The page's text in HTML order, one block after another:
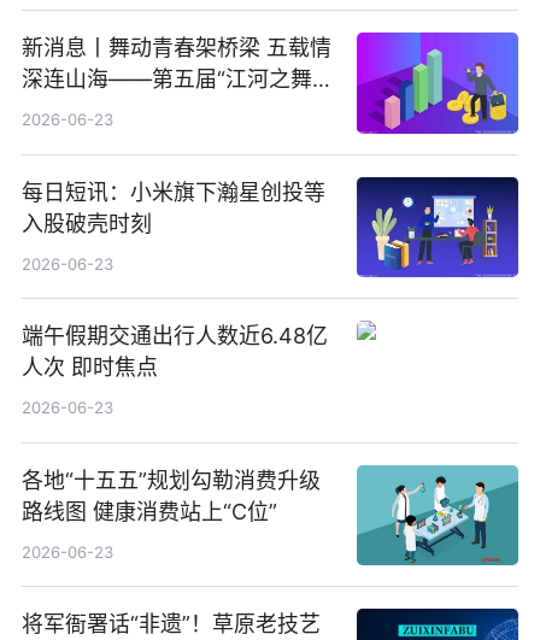
新消息丨舞动青春架桥梁 五载情
深连山海——第五届“江河之舞”
中美青少年文化交流展演在镇江
2026-06-23
每日短讯：小米旗下瀚星创投等
入股破壳时刻
2026-06-23
端午假期交通出行人数近6.48亿
人次 即时焦点
2026-06-23
各地“十五五”规划勾勒消费升级
路线图 健康消费站上“C位”
2026-06-23
将军衙署话“非遗”！草原老技艺